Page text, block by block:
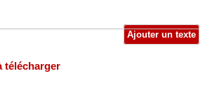
Ajouter un texte
télécharger